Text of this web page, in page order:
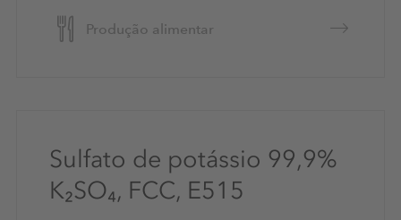
Produção alimentar
Sulfato de potássio 99,9%
K₂SO₄, FCC, E515